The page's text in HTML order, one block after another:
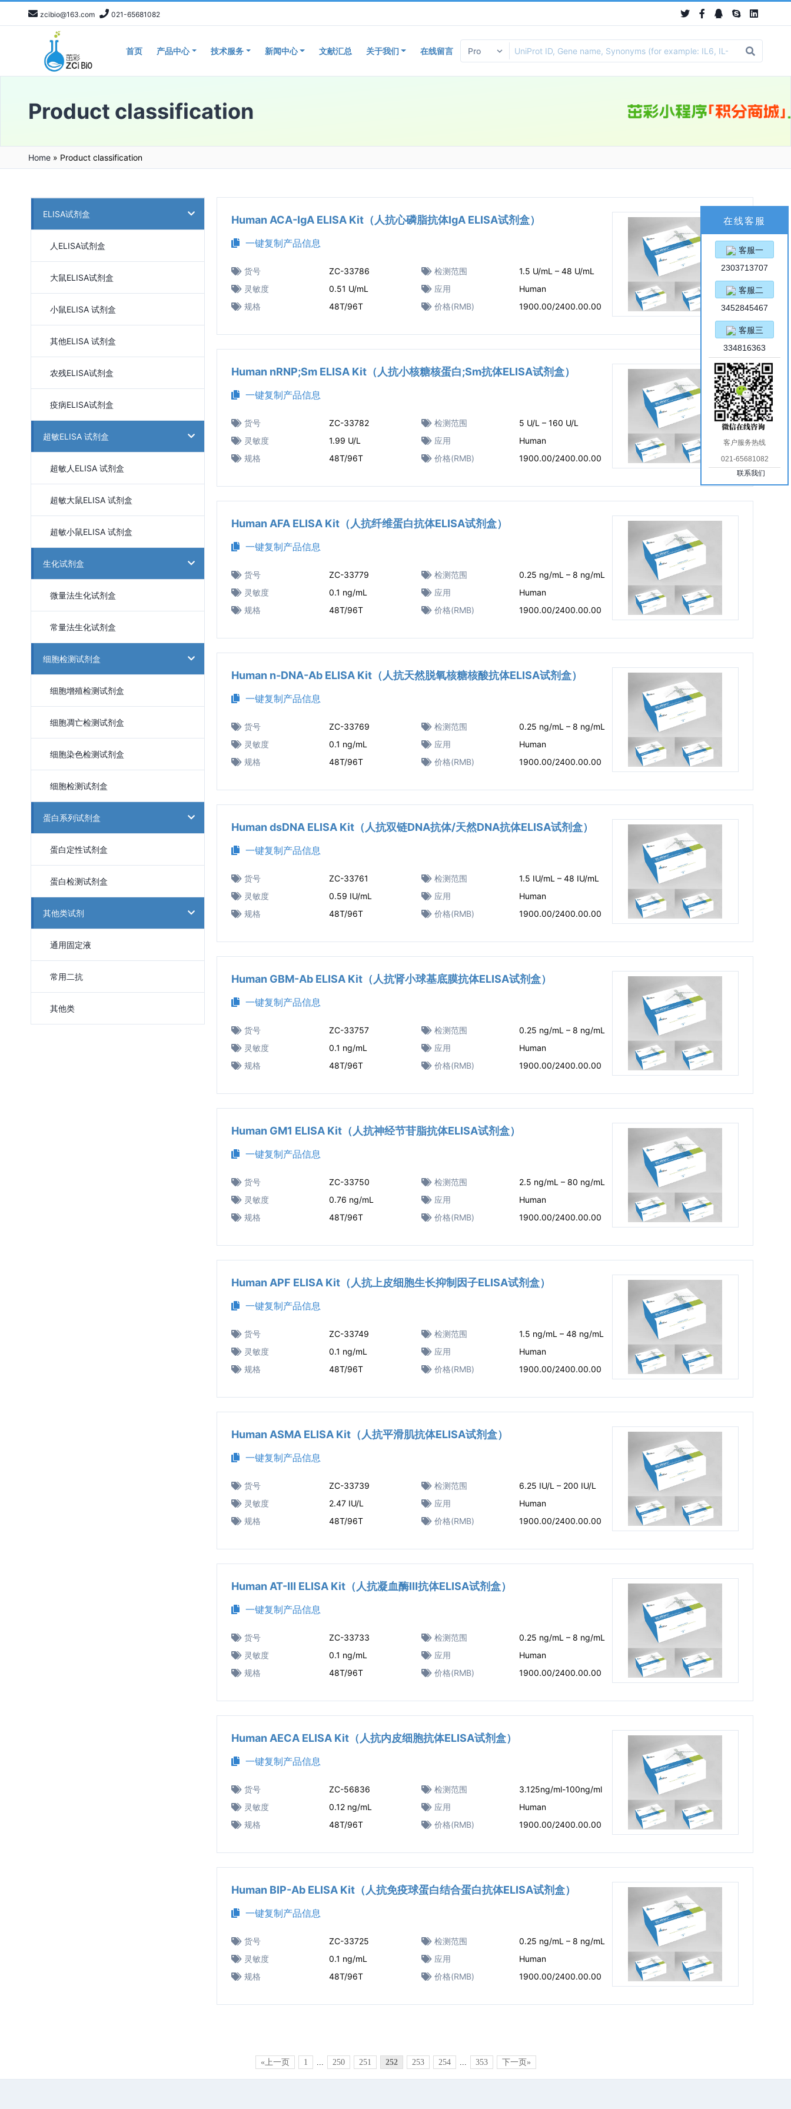
zcibio@163.com 021-65681082
首页 产品中心 技术服务 新闻中心 文献汇总 关于我们 在线留言
Product classification
Home » Product classification
Human ACA-IgA ELISA Kit（人抗心磷脂抗体IgA ELISA试剂盒）
一键复制产品信息
货号 ZC-33786 检测范围
1.5 U/mL – 48 U/mL
灵敏度
0.51 U/mL 应用
Human
规格
48T/96T 价格(RMB) 1900.00/2400.00.00
Human nRNP;Sm ELISA Kit（人抗小核糖核蛋白;Sm抗体ELISA试剂盒）
一键复制产品信息
货号 ZC-33782 检测范围
5 U/L – 160 U/L
灵敏度
1.99 U/L 应用
Human
规格
48T/96T 价格(RMB) 1900.00/2400.00.00
Human AFA ELISA Kit（人抗纤维蛋白抗体ELISA试剂盒）
一键复制产品信息
货号 ZC-33779 检测范围
0.25 ng/mL – 8 ng/mL
灵敏度
0.1 ng/mL 应用
Human
规格
48T/96T 价格(RMB) 1900.00/2400.00.00
Human n-DNA-Ab ELISA Kit（人抗天然脱氧核糖核酸抗体ELISA试剂盒）
一键复制产品信息
货号 ZC-33769 检测范围
0.25 ng/mL – 8 ng/mL
灵敏度
0.1 ng/mL 应用
Human
规格
48T/96T 价格(RMB) 1900.00/2400.00.00
Human dsDNA ELISA Kit（人抗双链DNA抗体/天然DNA抗体ELISA试剂盒）
一键复制产品信息
货号 ZC-33761 检测范围
1.5 IU/mL – 48 IU/mL
灵敏度
0.59 IU/mL 应用
Human
规格
48T/96T 价格(RMB) 1900.00/2400.00.00
Human GBM-Ab ELISA Kit（人抗肾小球基底膜抗体ELISA试剂盒）
一键复制产品信息
货号 ZC-33757 检测范围
0.25 ng/mL – 8 ng/mL
灵敏度
0.1 ng/mL 应用
Human
规格
48T/96T 价格(RMB) 1900.00/2400.00.00
Human GM1 ELISA Kit（人抗神经节苷脂抗体ELISA试剂盒）
一键复制产品信息
货号 ZC-33750 检测范围
2.5 ng/mL – 80 ng/mL
灵敏度
0.76 ng/mL 应用
Human
规格
48T/96T 价格(RMB) 1900.00/2400.00.00
Human APF ELISA Kit（人抗上皮细胞生长抑制因子ELISA试剂盒）
一键复制产品信息
货号 ZC-33749 检测范围
1.5 ng/mL – 48 ng/mL
灵敏度
0.1 ng/mL 应用
Human
规格
48T/96T 价格(RMB) 1900.00/2400.00.00
Human ASMA ELISA Kit（人抗平滑肌抗体ELISA试剂盒）
一键复制产品信息
货号 ZC-33739 检测范围
6.25 IU/L – 200 IU/L
灵敏度
2.47 IU/L 应用
Human
规格
48T/96T 价格(RMB) 1900.00/2400.00.00
Human AT-Ⅲ ELISA Kit（人抗凝血酶Ⅲ抗体ELISA试剂盒）
一键复制产品信息
货号 ZC-33733 检测范围
0.25 ng/mL – 8 ng/mL
灵敏度
0.1 ng/mL 应用
Human
规格
48T/96T 价格(RMB) 1900.00/2400.00.00
Human AECA ELISA Kit（人抗内皮细胞抗体ELISA试剂盒）
一键复制产品信息
货号 ZC-56836 检测范围
3.125ng/ml-100ng/ml
灵敏度
0.12 ng/mL 应用
Human
规格
48T/96T 价格(RMB) 1900.00/2400.00.00
Human BIP-Ab ELISA Kit（人抗免疫球蛋白结合蛋白抗体ELISA试剂盒）
一键复制产品信息
货号 ZC-33725 检测范围
0.25 ng/mL – 8 ng/mL
灵敏度
0.1 ng/mL 应用
Human
规格
48T/96T 价格(RMB) 1900.00/2400.00.00
ELISA试剂盒
人ELISA试剂盒
大鼠ELISA试剂盒
小鼠ELISA 试剂盒
其他ELISA 试剂盒
农残ELISA试剂盒
疫病ELISA试剂盒
超敏ELISA 试剂盒
超敏人ELISA 试剂盒
超敏大鼠ELISA 试剂盒
超敏小鼠ELISA 试剂盒
生化试剂盒
微量法生化试剂盒
常量法生化试剂盒
细胞检测试剂盒
细胞增殖检测试剂盒
细胞凋亡检测试剂盒
细胞染色检测试剂盒
细胞检测试剂盒
蛋白系列试剂盒
蛋白定性试剂盒
蛋白检测试剂盒
其他类试剂
通用固定液
常用二抗
其他类
«上一页 1 ... 250 251 252 253 254 ... 353 下一页»
在线客服
客服一
2303713707
客服二
3452845467
客服三
334816363
客户服务热线
021-65681082
联系我们